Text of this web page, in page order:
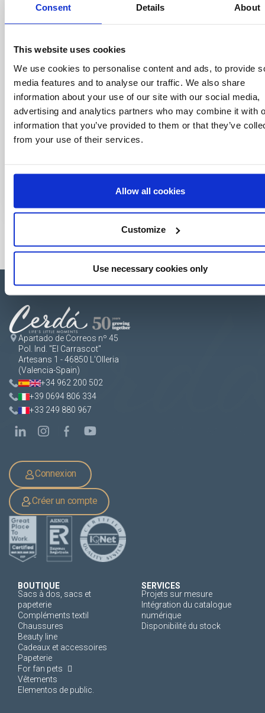
Consent Details About
This website uses cookies
We use cookies to personalise content and ads, to provide
media features and to analyse our traffic. We also share
information about your use of our site with our social media,
advertising and analytics partners who may combine it with
information that you’ve provided to them or that they’ve
from your use of their services.
Allow all cookies
Customize
Use necessary cookies only
monde des licences, le tout en un seul clic.
Apartado de Correos nº 45
Pol. Ind. "El Carrascot"
Artesans 1 - 46850 L'Olleria
(Valencia-Spain)
+34 962 200 502
+39 0694 806 334
+33 249 880 967
Connexion
Créer un compte
BOUTIQUE
Sacs à dos, sacs et
papeterie
Compléments textil
Chaussures
Beauty line
Cadeaux et accessoires
Papeterie
For fan pets
Vêtements
Elementos de public.
SERVICES
Projets sur mesure
Intégration du catalogue
numérique
Disponibilité du stock